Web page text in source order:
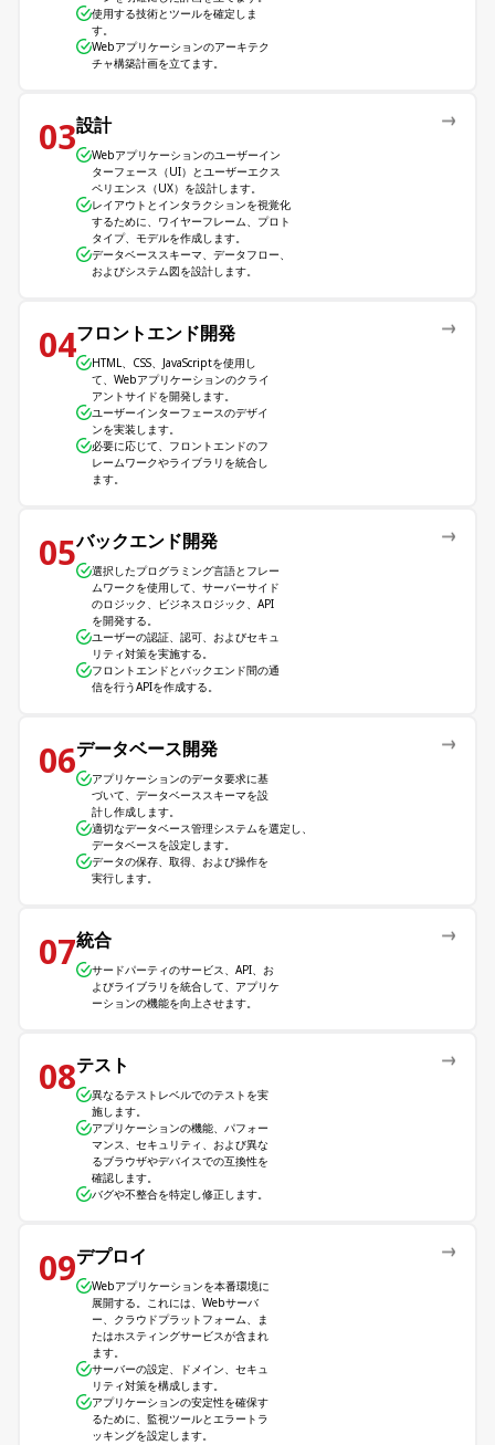
使用する技術とツールを確定しま
す。
Webアプリケーションのアーキテク
チャ構築計画を立てます。
03設計
Webアプリケーションのユーザーイン
ターフェース（UI）とユーザーエクス
ペリエンス（UX）を設計します。
レイアウトとインタラクションを視覚化
するために、ワイヤーフレーム、プロト
タイプ、モデルを作成します。
データベーススキーマ、データフロー、
およびシステム図を設計します。
04フロントエンド開発
HTML、CSS、JavaScriptを使用し
て、Webアプリケーションのクライ
アントサイドを開発します。
ユーザーインターフェースのデザイ
ンを実装します。
必要に応じて、フロントエンドのフ
レームワークやライブラリを統合し
ます。
05バックエンド開発
選択したプログラミング言語とフレー
ムワークを使用して、サーバーサイド
のロジック、ビジネスロジック、API
を開発する。
ユーザーの認証、認可、およびセキュ
リティ対策を実施する。
フロントエンドとバックエンド間の通
信を行うAPIを作成する。
06データベース開発
アプリケーションのデータ要求に基
づいて、データベーススキーマを設
計し作成します。
適切なデータベース管理システムを選定し、
データベースを設定します。
データの保存、取得、および操作を
実行します。
07統合
サードパーティのサービス、API、お
よびライブラリを統合して、アプリケ
ーションの機能を向上させます。
08テスト
異なるテストレベルでのテストを実
施します。
アプリケーションの機能、パフォー
マンス、セキュリティ、および異な
るブラウザやデバイスでの互換性を
確認します。
バグや不整合を特定し修正します。
09デプロイ
Webアプリケーションを本番環境に
展開する。これには、Webサーバ
ー、クラウドプラットフォーム、ま
たはホスティングサービスが含まれ
ます。
サーバーの設定、ドメイン、セキュ
リティ対策を構成します。
アプリケーションの安定性を確保す
るために、監視ツールとエラートラ
ッキングを設定します。